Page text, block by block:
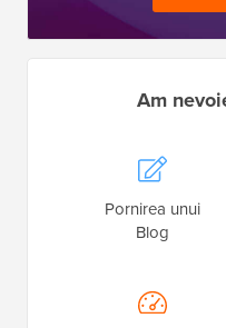
Am
Pornirea unui
Blog